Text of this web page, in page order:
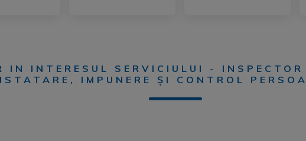
IN INTERESUL SERVICIULUI -
IMPUNERE ȘI CONTROL